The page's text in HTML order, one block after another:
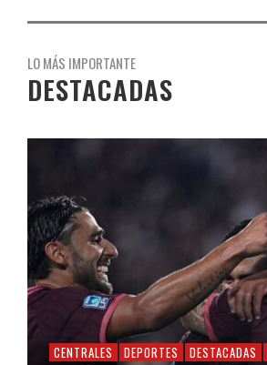
LO MÁS IMPORTANTE
DESTACADAS
CENTRALES DEPORTES DESTACADAS